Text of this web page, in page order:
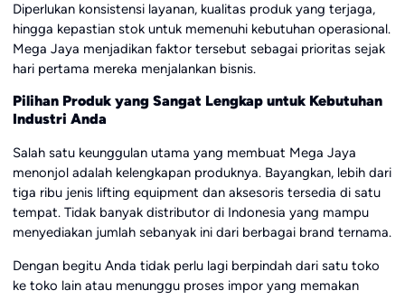
Diperlukan konsistensi layanan, kualitas produk yang terjaga,
hingga kepastian stok untuk memenuhi kebutuhan operasional.
Mega Jaya menjadikan faktor tersebut sebagai prioritas sejak
hari pertama mereka menjalankan bisnis.
Pilihan Produk yang Sangat Lengkap untuk Kebutuhan
Industri Anda
Salah satu keunggulan utama yang membuat Mega Jaya
menonjol adalah kelengkapan produknya. Bayangkan, lebih dari
tiga ribu jenis lifting equipment dan aksesoris tersedia di satu
tempat. Tidak banyak distributor di Indonesia yang mampu
menyediakan jumlah sebanyak ini dari berbagai brand ternama.
Dengan begitu Anda tidak perlu lagi berpindah dari satu toko
ke toko lain atau menunggu proses impor yang memakan